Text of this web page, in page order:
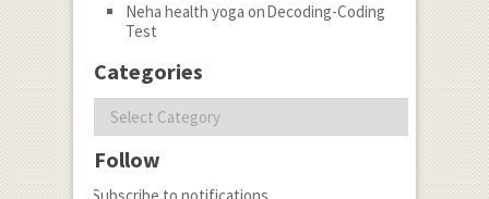
Neha health yoga onDecoding-Coding
Test
Categories
Categories
Follow